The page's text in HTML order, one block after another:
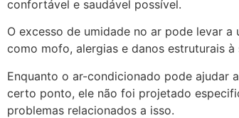
confortável e saudável possível.
O excesso de umidade no ar pode levar a
como mofo, alergias e danos estruturais à
Enquanto o ar-condicionado pode ajudar
certo ponto, ele não foi projetado
problemas relacionados a isso.